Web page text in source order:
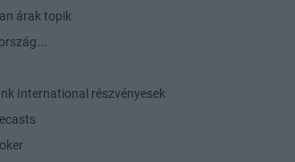
árak topik
International részvényesek